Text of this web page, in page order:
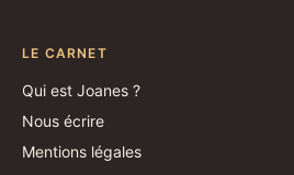
LE CARNET
Qui est Joanes ?
Nous écrire
Mentions légales